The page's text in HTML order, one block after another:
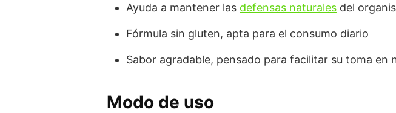
Ayuda a mantener las defensas naturales del
Fórmula sin gluten, apta para el consumo diario
Sabor agradable, pensado para facilitar su toma en
Modo de uso